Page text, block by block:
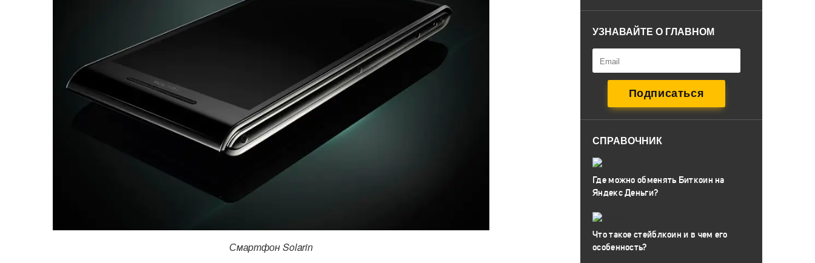
Смартфон Solarin
УЗНАВАЙТЕ О ГЛАВНОМ
СПРАВОЧНИК
Где можно обменять Биткоин на
Яндекс Деньги?
Что такое стейблкоин и в чем его
особенность?